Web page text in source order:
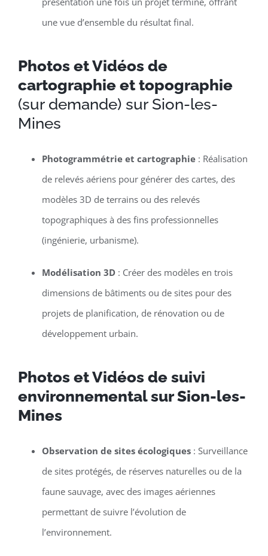
une vue d’ensemble du résultat final.
Photos et Vidéos de
cartographie et topographie
(sur demande) sur Sion-les-
Mines
Photogrammétrie et cartographie: Réalisation
de relevés aériens pour générer des cartes, des
modèles 3D de terrains ou des relevés
topographiques à des fins professionnelles
(ingénierie, urbanisme).
Modélisation 3D: Créer des modèles en trois
dimensions de bâtiments ou de sites pour des
projets de planification, de rénovation ou de
développement urbain.
Photos et Vidéos de suivi
environnemental sur Sion-les-
Mines
Observation de sites écologiques: Surveillance
de sites protégés, de réserves naturelles ou de la
faune sauvage, avec des images aériennes
permettant de suivre l’évolution de
l’environnement.